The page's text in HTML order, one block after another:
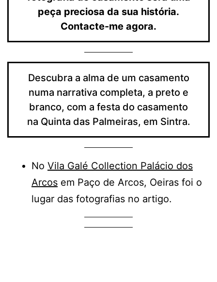
peça preciosa da sua história.
Contacte-me agora.
Descubra a alma de um casamento
numa narrativa completa, a preto e
branco, com a festa do casamento
na Quinta das Palmeiras, em Sintra.
No Vila Galé Collection Palácio dos
Arcos em Paço de Arcos, Oeiras foi o
lugar das fotografias no artigo.